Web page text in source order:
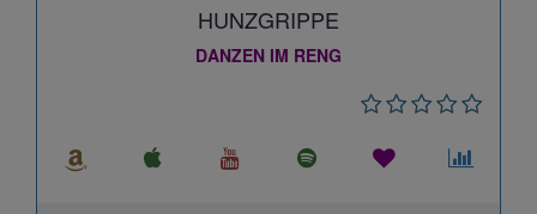
HUNZGRIPPE
DANZEN IM RENG